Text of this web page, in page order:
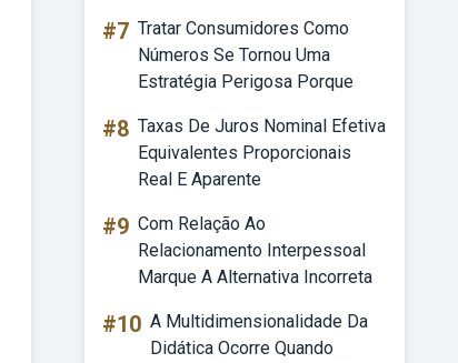
#7 Tratar Consumidores Como
Números Se Tornou Uma
Estratégia Perigosa Porque
#8 Taxas De Juros Nominal Efetiva
Equivalentes Proporcionais
Real E Aparente
#9 Com Relação Ao
Relacionamento Interpessoal
Marque A Alternativa Incorreta
#10 A Multidimensionalidade Da
Didática Ocorre Quando